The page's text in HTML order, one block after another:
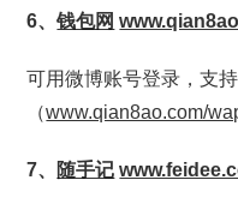
6、钱包网
可用微博账号登录，支
（www.qian8ao.com/
7、 随手记